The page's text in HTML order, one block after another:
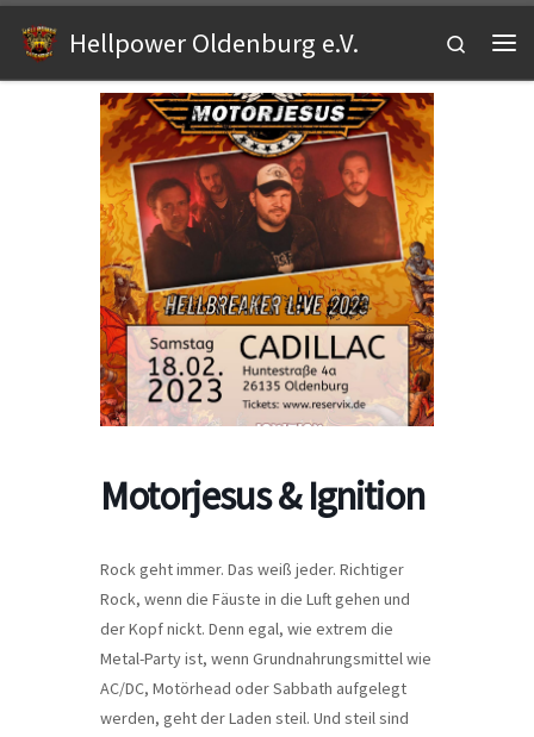
Zum Inhalt springen
Hellpower Oldenburg e.V.
Search
Motorjesus & Ignition
Rock geht immer. Das weiß jeder. Richtiger
Rock, wenn die Fäuste in die Luft gehen und
der Kopf nickt. Denn egal, wie extrem die
Metal-Party ist, wenn Grundnahrungsmittel wie
AC/DC, Motörhead oder Sabbath aufgelegt
werden, geht der Laden steil. Und steil sind